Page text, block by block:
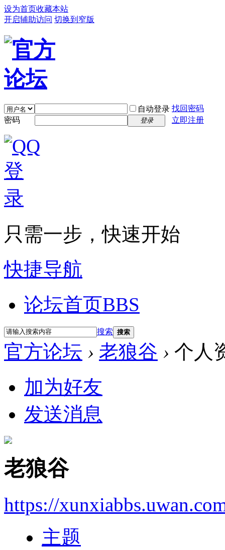
设为首页收藏本站
开启辅助访问 切换到窄版
自动登录 找回密码
密码
登录 立即注册
只需一步，快速开始
快捷导航
论坛首页BBS
搜索 搜索
官方论坛 › 老狼谷 › 个人
加为好友
发送消息
老狼谷
https://
主题